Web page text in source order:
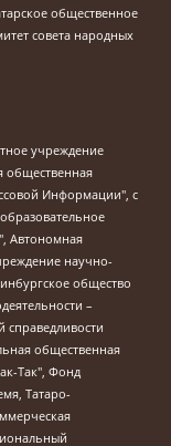
общественное
совета народных
Алексей Владимирович, Соколов Михаил Владимирович, Цветкова Юлия Владимировна, Чичваркин Евгений Александрович, Комитет против пыток/Команда против пыток, Общество с ограниченной ответственностью "Первый научный", Общество с ограниченной ответственностью "Вертолет и ко", Белоцерковская Вероника Борисовна, Кац Максим Евгеньевич, Лазарева Татьяна Юрьевна, Шаведдинов Руслан Табризович, Яшин Илья Валерьевич, Общество с ограниченной ответственностью "Иноагент ААВ", Алешковский Дмитрий Петрович, Альбац Евгения Марковна, Быков Дмитрий Львович, Галямина Юлия Евгеньевна, Лойко Сергей Леонидович, Мартынов Кирилл Константинович, Медведев Сергей Александрович, Крашенинников Федор Геннадиевич, Гордеева Катерина Вл